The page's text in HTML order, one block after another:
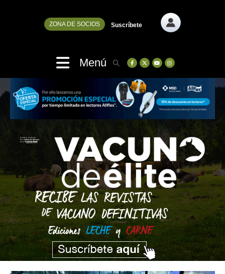
ZONA DE SOCIOS Suscríbete
Menú